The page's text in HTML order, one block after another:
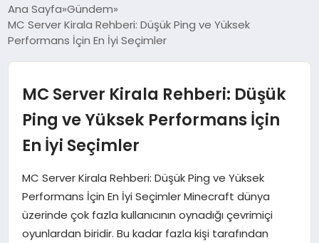
DÜNYA
MAGAZIN
SAĞLIK
SIYASET
Ana Sayfa Gündem
MC Server Kirala Rehberi: Düşük Ping ve Yüksek
Performans İçin En İyi Seçimler
MC Server Kirala Rehberi: Düşük
Ping ve Yüksek Performans İçin
En İyi Seçimler
MC Server Kirala Rehberi: Düşük Ping ve Yüksek
Performans İçin En İyi Seçimler Minecraft dünya
üzerinde çok fazla kullanıcının oynadığı çevrimiçi
oyunlardan biridir. Bu kadar fazla kişi tarafından